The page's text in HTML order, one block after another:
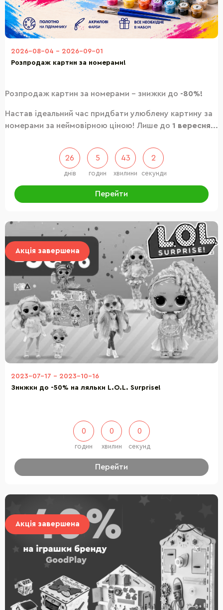
2026-08-04 - 2026-09-01
Розпродаж картин за номерами!
Розпродаж картин за номерами – знижки до -80%!
Настав ідеальний час придбати улюблену картину за
номерами за неймовірною ціною! Лише до 1 вересня...
26
днів
5
годин
43
хвилини
1
секунда
Перейти
Акція завершена
2023-07-17 - 2023-10-16
Знижки до -50% на ляльки L.O.L. Surprise!
0
годин
0
хвилин
0
секунд
Перейти
Акція завершена